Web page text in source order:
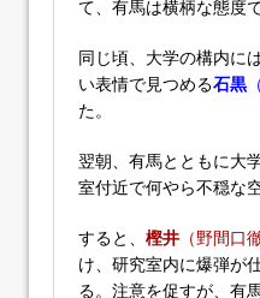
て、有馬は横柄な態度
同じ頃、大学の構内に
い表情で見つめる石黒
た。
翌朝、有馬とともに大
室付近で何やら不穏な
すると、 樫井 （野間口
け、研究室内に爆弾が
る。注意を促すが、有